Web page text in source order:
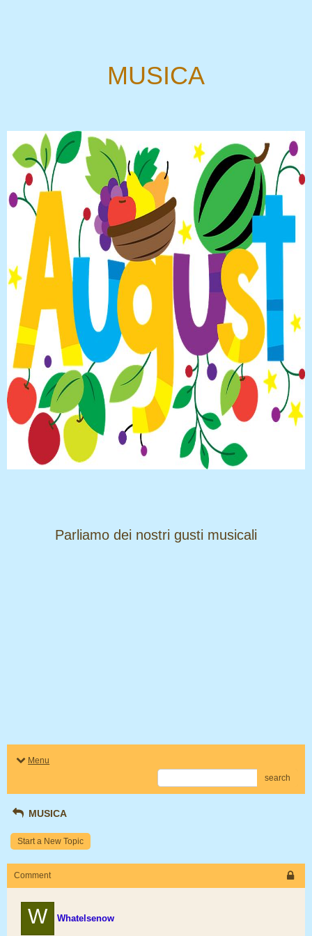
MUSICA
​​​​​​​Parliamo dei nostri gusti musicali
Menu
search
MUSICA
Start a New Topic
Comment
W Whatelsenow